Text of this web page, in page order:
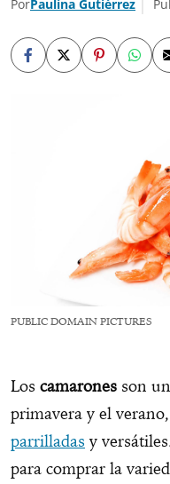
PorPaulina Gutiérrez
PUBLIC DOMAIN PICTURES
Los camarones son un
primavera y el
parrilladas y
para comprar la